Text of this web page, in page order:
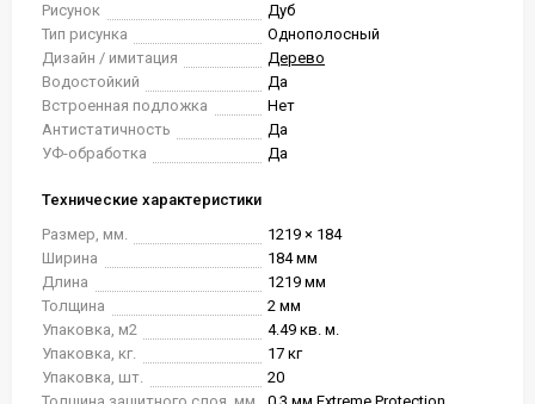
Рисунок
Дуб
Тип рисунка
Однополосный
Дизайн / имитация
Дерево
Водостойкий
Да
Встроенная подложка
Нет
Антистатичность
Да
УФ-обработка
Да
Технические характеристики
Размер, мм.
1219 × 184
Ширина
184 мм
Длина
1219 мм
Толщина
2 мм
Упаковка, м2
4.49 кв. м.
Упаковка, кг.
17 кг
Упаковка, шт.
20